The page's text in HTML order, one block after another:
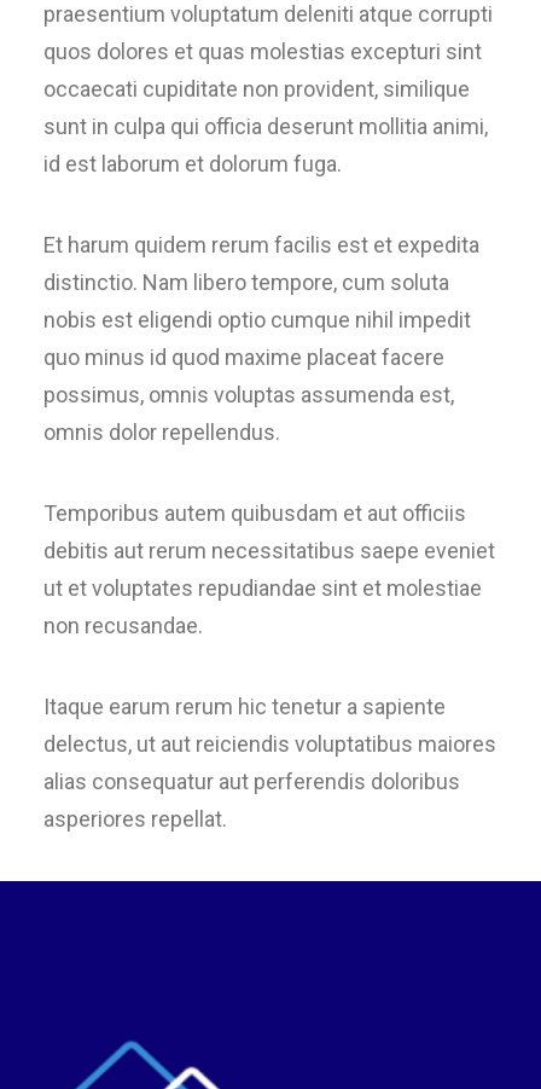
praesentium voluptatum deleniti atque corrupti
quos dolores et quas molestias excepturi sint
occaecati cupiditate non provident, similique
sunt in culpa qui officia deserunt mollitia animi,
id est laborum et dolorum fuga.
Et harum quidem rerum facilis est et expedita
distinctio. Nam libero tempore, cum soluta
nobis est eligendi optio cumque nihil impedit
quo minus id quod maxime placeat facere
possimus, omnis voluptas assumenda est,
omnis dolor repellendus.
Temporibus autem quibusdam et aut officiis
debitis aut rerum necessitatibus saepe eveniet
ut et voluptates repudiandae sint et molestiae
non recusandae.
Itaque earum rerum hic tenetur a sapiente
delectus, ut aut reiciendis voluptatibus maiores
alias consequatur aut perferendis doloribus
asperiores repellat.